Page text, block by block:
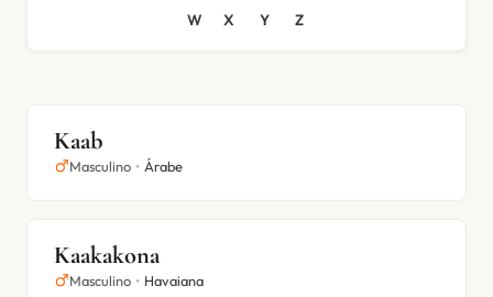
W
X Y Z
Kaab
Masculino • Árabe
Kaakakona
Masculino • Havaiana